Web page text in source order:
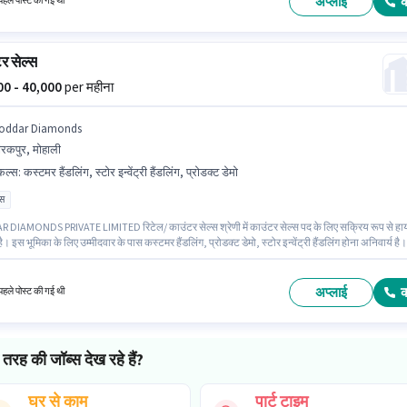
सेल्स
- 40,000per महीना
Diamonds
मोहाली
: कस्टमर हैंडलिंग, स्टोर इन्वेंट्री हैंडलिंग, प्रोडक्ट डेमो
DIAMONDS PRIVATE LIMITED रिटेल/ काउंटर सेल्स श्रेणी में काउंटर सेल्स पद के लिए सक्रिय रूप से
इस भूमिका के लिए उम्मीदवार के पास कस्टमर हैंडलिंग, प्रोडक्ट डेमो, स्टोर इन्वेंट्री हैंडलिंग होना अनिवार्य है।
तक कमा सकते हैं।
पोस्ट की गई थी अप्लाई
की जॉब्स देख रहे हैं?
घर से काम
पार्ट टाइम